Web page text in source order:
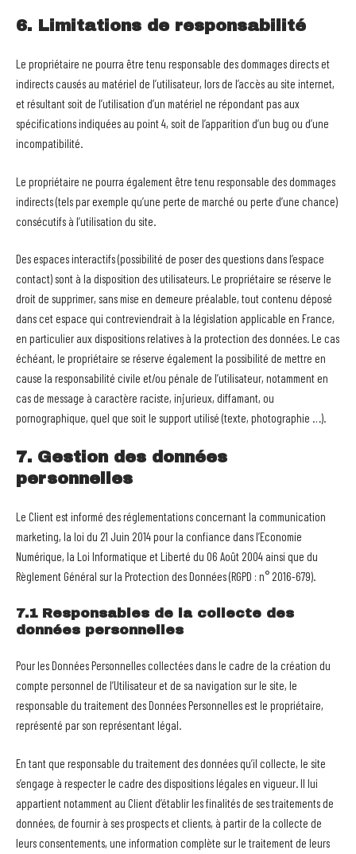
6. Limitations de responsabilité
Le propriétaire ne pourra être tenu responsable des dommages directs et
indirects causés au matériel de l’utilisateur, lors de l’accès au site internet,
et résultant soit de l’utilisation d’un matériel ne répondant pas aux
spécifications indiquées au point 4, soit de l’apparition d’un bug ou d’une
incompatibilité.
Le propriétaire ne pourra également être tenu responsable des dommages
indirects (tels par exemple qu’une perte de marché ou perte d’une chance)
consécutifs à l’utilisation du site.
Des espaces interactifs (possibilité de poser des questions dans l’espace
contact) sont à la disposition des utilisateurs. Le propriétaire se réserve le
droit de supprimer, sans mise en demeure préalable, tout contenu déposé
dans cet espace qui contreviendrait à la législation applicable en France,
en particulier aux dispositions relatives à la protection des données. Le cas
échéant, le propriétaire se réserve également la possibilité de mettre en
cause la responsabilité civile et/ou pénale de l’utilisateur, notamment en
cas de message à caractère raciste, injurieux, diffamant, ou
pornographique, quel que soit le support utilisé (texte, photographie …).
7. Gestion des données
personnelles
Le Client est informé des réglementations concernant la communication
marketing, la loi du 21 Juin 2014 pour la confiance dans l’Economie
Numérique, la Loi Informatique et Liberté du 06 Août 2004 ainsi que du
Règlement Général sur la Protection des Données (RGPD : n° 2016-679).
7.1 Responsables de la collecte des
données personnelles
Pour les Données Personnelles collectées dans le cadre de la création du
compte personnel de l’Utilisateur et de sa navigation sur le site, le
responsable du traitement des Données Personnelles est le propriétaire,
représenté par son représentant légal.
En tant que responsable du traitement des données qu’il collecte, le site
s’engage à respecter le cadre des dispositions légales en vigueur. Il lui
appartient notamment au Client d’établir les finalités de ses traitements de
données, de fournir à ses prospects et clients, à partir de la collecte de
leurs consentements, une information complète sur le traitement de leurs